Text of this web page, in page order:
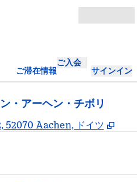
ご滞在情報
ご入会
サインイン
・アーヘン・チボリ
Aachen, ドイツ ,